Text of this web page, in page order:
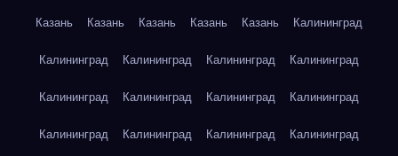
Казань Казань Казань Казань Казань Калининград
Калининград Калининград Калининград Калининград
Калининград Калининград Калининград Калининград
Калининград Калининград Калининград Калининград